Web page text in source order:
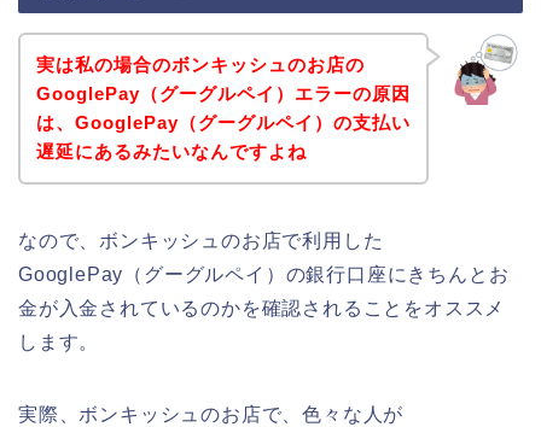
実は私の場合のボンキッシュのお店の
GooglePay（グーグルペイ）エラーの原因
は、GooglePay（グーグルペイ）の支払い
遅延にあるみたいなんですよね
なので、ボンキッシュのお店で利用した
GooglePay（グーグルペイ）の銀行口座にきちんとお
金が入金されているのかを確認されることをオススメ
します。
実際、ボンキッシュのお店で、色々な人が